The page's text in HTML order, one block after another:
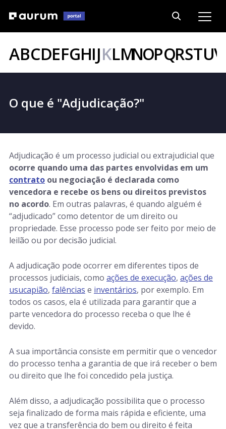
ABCDEFGHIJKLMNOPQRSTUV
O que é "Adjudicação?"
Adjudicação é um processo judicial ou extrajudicial que
ocorre quando uma das partes envolvidas em um
contrato ou negociação é declarada como
vencedora e recebe os bens ou direitos previstos
no acordo. Em outras palavras, é quando alguém é
“adjudicado” como detentor de um direito ou
propriedade. Esse processo pode ser feito por meio de
leilão ou por decisão judicial.
A adjudicação pode ocorrer em diferentes tipos de
processos judiciais, como ações de execução, ações de
usucapião, falências e inventários, por exemplo. Em
todos os casos, ela é utilizada para garantir que a
parte vencedora do processo receba o que lhe é
devido.
A sua importância consiste em permitir que o vencedor
do processo tenha a garantia de que irá receber o bem
ou direito que lhe foi concedido pela justiça.
Além disso, a adjudicação possibilita que o processo
seja finalizado de forma mais rápida e eficiente, uma
vez que a transferência do bem ou direito é feita